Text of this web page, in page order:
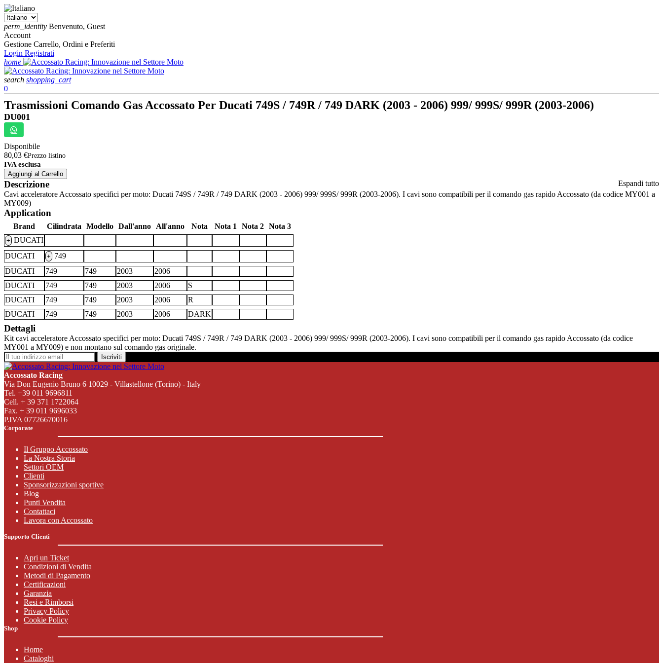
perm_identity Benvenuto, Guest
Account
Gestione Carrello, Ordini e Preferiti
Login Registrati
home
search shopping_cart
0
Trasmissioni Comando Gas Accossato Per Ducati 749S / 749R / 749 DARK (2003 - 2006) 999/ 999S/ 999R (2003-2006)
DU001
Disponibile
80,03 €Prezzo listino
IVA esclusa
Aggiungi al Carrello
Espandi tutto
Descrizione
Cavi acceleratore Accossato specifici per moto: Ducati 749S / 749R / 749 DARK (2003 - 2006) 999/ 999S/ 999R (2003-2006). I cavi sono compatibili per il comando gas rapido Accossato (da codice MY001 a
MY009)
Application
Brand Cilindrata Modello Dall'anno All'anno Nota Nota 1 Nota 2 Nota 3
+ DUCATI
DUCATI
+ 749
DUCATI
749 749 2003
2006
DUCATI
749 749 2003 2006
S
DUCATI
749 749 2003 2006
R
DUCATI
749 749 2003 2006 DARK
Dettagli
Kit cavi acceleratore Accossato specifici per moto: Ducati 749S / 749R / 749 DARK (2003 - 2006) 999/ 999S/ 999R (2003-2006). I cavi sono compatibili per il comando gas rapido Accossato (da codice
MY001 a MY009) e non montano sul comando gas originale.
Iscriviti
Accossato Racing
Via Don Eugenio Bruno 6 10029 - Villastellone (Torino) - Italy
Tel. +39 011 9696811
Cell. + 39 371 1722064
Fax. + 39 011 9696033
P.IVA 07726670016
Corporate
Il Gruppo Accossato
La Nostra Storia
Settori OEM
Clienti
Sponsorizzazioni sportive
Blog
Punti Vendita
Contattaci
Lavora con Accossato
Supporto Clienti
Apri un Ticket
Condizioni di Vendita
Metodi di Pagamento
Certificazioni
Garanzia
Resi e Rimborsi
Privacy Policy
Cookie Policy
Shop
Home
Cataloghi